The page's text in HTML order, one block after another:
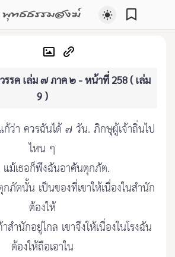
พุทธธรรมสงฆ์
รค เล่ม ๗ ภาค ๒ - หน้าที่ 258 ( เล่ม
9 )
ว่า ควรฉันได้ ๗ วัน. ภิกษุผู้เจ้าถิ่นไป
ไหน ๆ
ม้เธอก็พึงฉันอาคันตุกภัต.
ภัตนั้น เป็นของที่เขาให้เนื่องในสำนัก
ต้องให้
สำนักอยู่ไกล เขาจึงให้เนื่องในโรงฉัน
ต้องให้ถือเอาใน